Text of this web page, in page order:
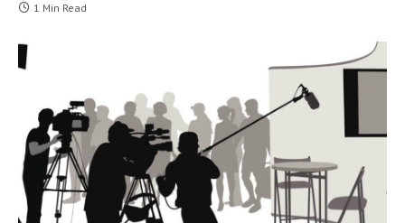
1 Min Read